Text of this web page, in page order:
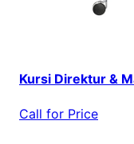
Kursi Direktur &
Call for Price